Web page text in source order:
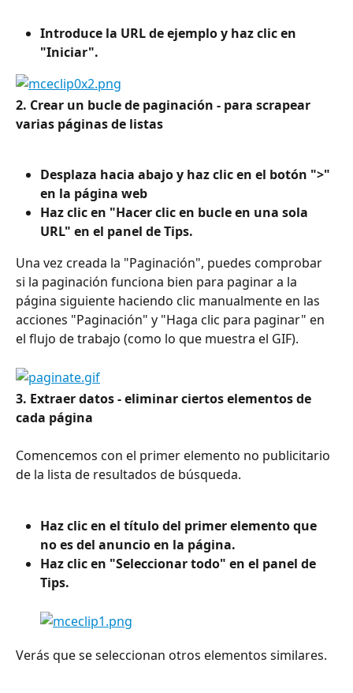
Introduce la URL de ejemplo y haz clic en
"Iniciar".
2. Crear un bucle de paginación - para scrapear
varias páginas de listas
Desplaza hacia abajo y haz clic en el botón ">"
en la página web
Haz clic en "Hacer clic en bucle en una sola
URL" en el panel de Tips.
Una vez creada la "Paginación", puedes comprobar
si la paginación funciona bien para paginar a la
página siguiente haciendo clic manualmente en las
acciones "Paginación" y "Haga clic para paginar" en
el flujo de trabajo (como lo que muestra el GIF).
3. Extraer datos - eliminar ciertos elementos de
cada página
Comencemos con el primer elemento no publicitario
de la lista de resultados de búsqueda.
Haz clic en el título del primer elemento que
no es del anuncio en la página.
Haz clic en "Seleccionar todo" en el panel de
Tips.
Verás que se seleccionan otros elementos similares.